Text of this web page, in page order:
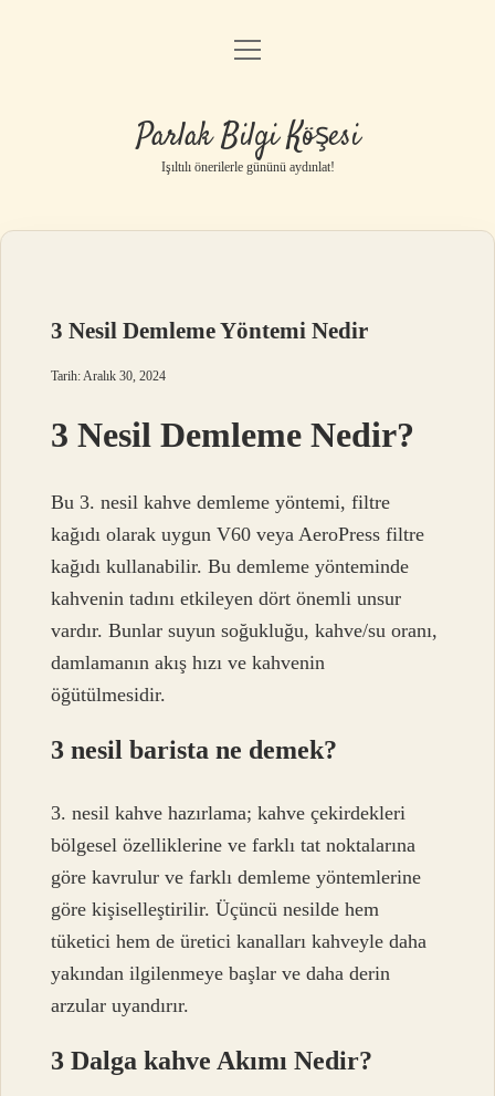
Anasayfa
Yasal Uyarı
menüyü
Parlak Bilgi Köşesi
Işıltılı önerilerle gününü aydınlat!
3 Nesil Demleme Yöntemi Nedir
Tarih: Aralık 30, 2024
3 Nesil Demleme Nedir?
Bu 3. nesil kahve demleme yöntemi, filtre
kağıdı olarak uygun V60 veya AeroPress filtre
kağıdı kullanabilir. Bu demleme yönteminde
kahvenin tadını etkileyen dört önemli unsur
vardır. Bunlar suyun soğukluğu, kahve/su oranı,
damlamanın akış hızı ve kahvenin
öğütülmesidir.
3 nesil barista ne demek?
3. nesil kahve hazırlama; kahve çekirdekleri
bölgesel özelliklerine ve farklı tat noktalarına
göre kavrulur ve farklı demleme yöntemlerine
göre kişiselleştirilir. Üçüncü nesilde hem
tüketici hem de üretici kanalları kahveyle daha
yakından ilgilenmeye başlar ve daha derin
arzular uyandırır.
3 Dalga kahve Akımı Nedir?